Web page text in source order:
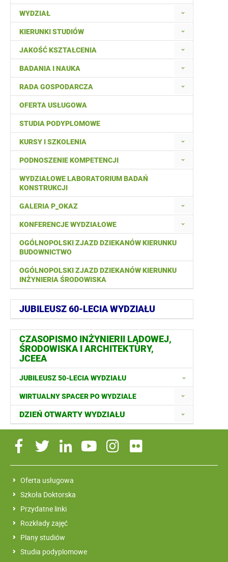
WYDZIAŁ
KIERUNKI STUDIÓW
JAKOŚĆ KSZTAŁCENIA
BADANIA I NAUKA
RADA GOSPODARCZA
OFERTA USŁUGOWA
STUDIA PODYPLOMOWE
KURSY I SZKOLENIA
PODNOSZENIE KOMPETENCJI
WYDZIAŁOWE LABORATORIUM BADAŃ
KONSTRUKCJI
GALERIA P_OKAZ
KONFERENCJE WYDZIAŁOWE
OGÓLNOPOLSKI ZJAZD DZIEKANÓW KIERUNKU
BUDOWNICTWO
OGÓLNOPOLSKI ZJAZD DZIEKANÓW KIERUNKU
INŻYNIERIA ŚRODOWISKA
JUBILEUSZ 60-LECIA WYDZIAŁU
CZASOPISMO INŻYNIERII LĄDOWEJ,
ŚRODOWISKA I ARCHITEKTURY,
JCEEA
JUBILEUSZ 50-LECIA WYDZIAŁU
WIRTUALNY SPACER PO WYDZIALE
DZIEŃ OTWARTY WYDZIAŁU
Oferta usługowa
Szkoła Doktorska
Przydatne linki
Rozkłady zajęć
Plany studiów
Studia podyplomowe